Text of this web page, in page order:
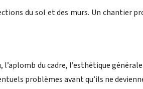
du sol et des murs. Un chantier
du cadre, l’esthétique
problèmes avant qu’ils ne